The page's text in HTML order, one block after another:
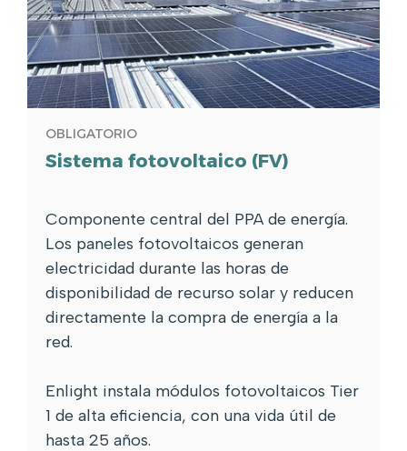
OBLIGATORIO
Sistema fotovoltaico (FV)
Componente central del PPA de energía.
Los paneles fotovoltaicos generan
electricidad durante las horas de
disponibilidad de recurso solar y reducen
directamente la compra de energía a la
red.
Enlight instala módulos fotovoltaicos Tier
1 de alta eficiencia, con una vida útil de
hasta 25 años.